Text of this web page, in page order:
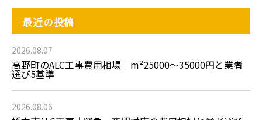
最近の投稿
2026.08.07
高野町のALC工事費用相場｜m²25000～35000円と業者
選び5基準
2026.08.06